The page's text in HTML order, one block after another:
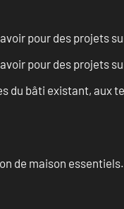
pour des projets
pour des projets
du bâti existant,
de maison essentiels.